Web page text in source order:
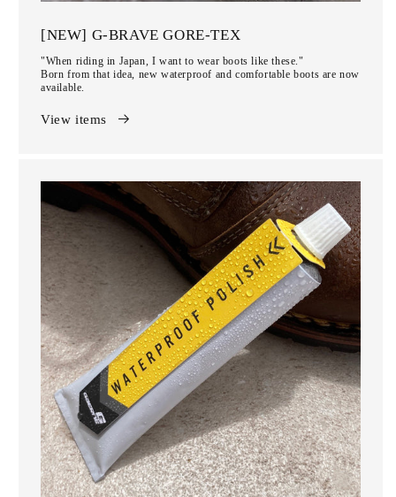
[NEW] G-BRAVE GORE-TEX
"When riding in Japan, I want to wear boots like these."
Born from that idea, new waterproof and comfortable boots are now
available.
View items